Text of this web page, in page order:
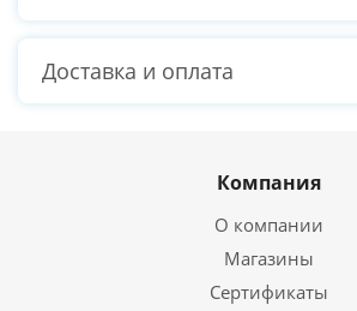
Доставка и оплата
Компания
О компании
Магазины
Сертификаты